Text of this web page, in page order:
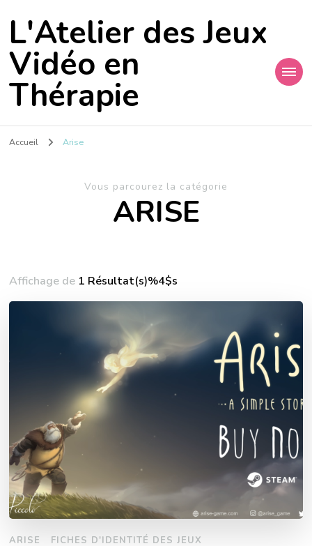
L'Atelier des Jeux
Vidéo en
Thérapie
Accueil Arise
Vous parcourez la catégorie
ARISE
Affichage de 1 Résultat(s)%4$s
ARISE FICHES D'IDENTITÉ DES JEUX